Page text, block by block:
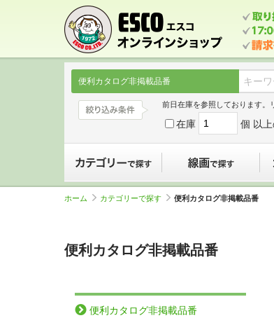
便利カタログ非掲載品番
前日在庫を参照しております。
在庫 個 以
ホーム カテゴリーで探す 便利カタログ非掲載品番
便利カタログ非掲載品番
便利カタログ非掲載品番